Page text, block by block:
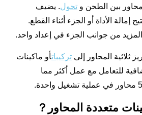
تحول. يضيف
إمالة الأداة أو الجزء أثناء القطع.
من جوانب الجزء في إعداد واحد.
ثلاثية المحاور إلى تركيباتأو ماكينات
للتعامل مع عمل أكثر مما
متعددة المحاور？